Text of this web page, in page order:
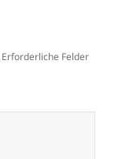
Erforderliche Felder